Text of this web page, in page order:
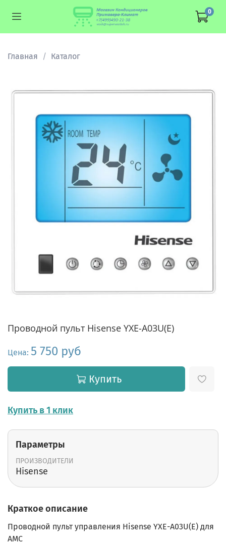
0
Главная Каталог
Проводной пульт Hisense YXE-A03U(E)
Цена: 5 750 руб
Купить
Купить в 1 клик
Параметры
ПРОИЗВОДИТЕЛИ
Hisense
Краткое описание
Проводной пульт управления Hisense YXE-A03U(E) для
АМС